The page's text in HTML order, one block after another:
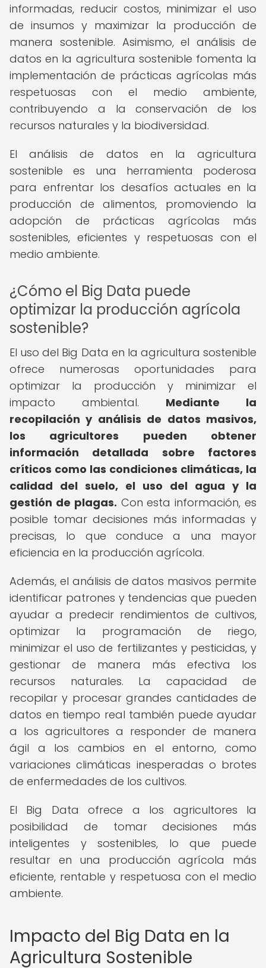
informadas, reducir costos, minimizar el uso
de insumos y maximizar la producción de
manera sostenible. Asimismo, el análisis de
datos en la agricultura sostenible fomenta la
implementación de prácticas agrícolas más
respetuosas con el medio ambiente,
contribuyendo a la conservación de los
recursos naturales y la biodiversidad.
El análisis de datos en la agricultura
sostenible es una herramienta poderosa
para enfrentar los desafíos actuales en la
producción de alimentos, promoviendo la
adopción de prácticas agrícolas más
sostenibles, eficientes y respetuosas con el
medio ambiente.
¿Cómo el Big Data puede
optimizar la producción agrícola
sostenible?
El uso del Big Data en la agricultura sostenible
ofrece numerosas oportunidades para
optimizar la producción y minimizar el
impacto ambiental. Mediante la
recopilación y análisis de datos masivos,
los agricultores pueden obtener
información detallada sobre factores
críticos como las condiciones climáticas, la
calidad del suelo, el uso del agua y la
gestión de plagas. Con esta información, es
posible tomar decisiones más informadas y
precisas, lo que conduce a una mayor
eficiencia en la producción agrícola.
Además, el análisis de datos masivos permite
identificar patrones y tendencias que pueden
ayudar a predecir rendimientos de cultivos,
optimizar la programación de riego,
minimizar el uso de fertilizantes y pesticidas, y
gestionar de manera más efectiva los
recursos naturales. La capacidad de
recopilar y procesar grandes cantidades de
datos en tiempo real también puede ayudar
a los agricultores a responder de manera
ágil a los cambios en el entorno, como
variaciones climáticas inesperadas o brotes
de enfermedades de los cultivos.
El Big Data ofrece a los agricultores la
posibilidad de tomar decisiones más
inteligentes y sostenibles, lo que puede
resultar en una producción agrícola más
eficiente, rentable y respetuosa con el medio
ambiente.
Impacto del Big Data en la
Agricultura Sostenible